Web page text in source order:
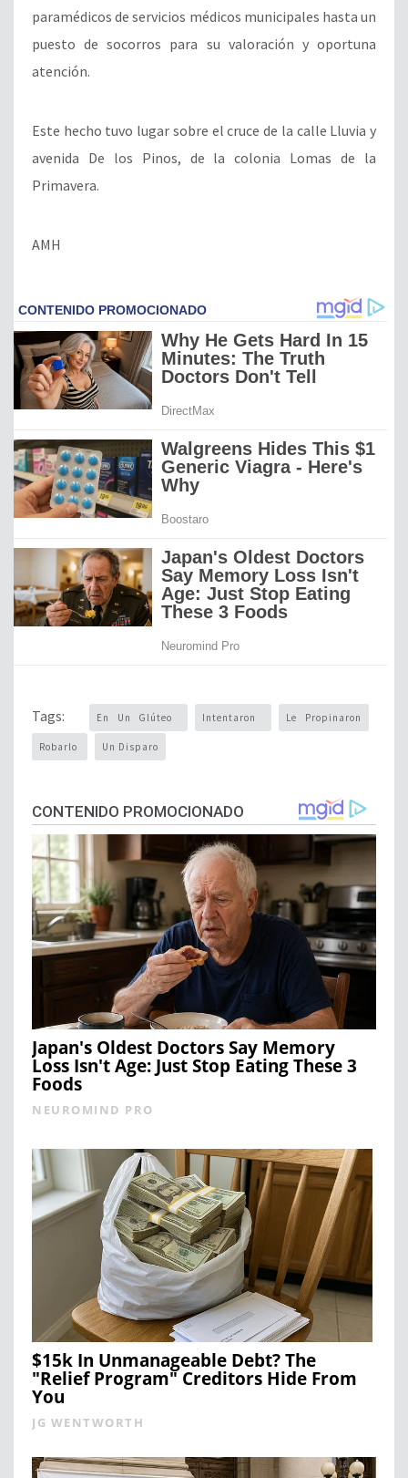
paramédicos de servicios médicos municipales hasta un
puesto de socorros para su valoración y oportuna
atención.
Este hecho tuvo lugar sobre el cruce de la calle Lluvia y
avenida De los Pinos, de la colonia Lomas de la
Primavera.
AMH
Tags: En Un Glúteo Intentaron Le Propinaron
Robarlo Un Disparo
CONTENIDO PROMOCIONADO
Japan's Oldest Doctors Say Memory
Loss Isn't Age: Just Stop Eating These 3
Foods
NEUROMIND PRO
$15k In Unmanageable Debt? The
"Relief Program" Creditors Hide From
You
JG WENTWORTH